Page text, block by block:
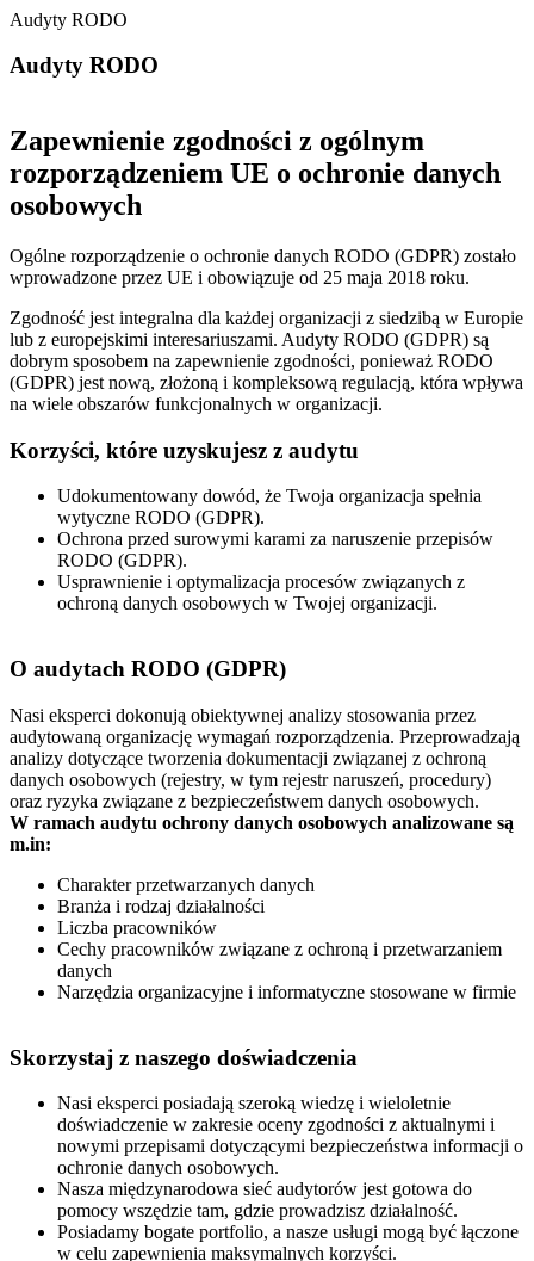
Audyty RODO
Audyty RODO
Zapewnienie zgodności z ogólnym
rozporządzeniem UE o ochronie danych
osobowych
Ogólne rozporządzenie o ochronie danych RODO (GDPR) zostało
wprowadzone przez UE i obowiązuje od 25 maja 2018 roku.
Zgodność jest integralna dla każdej organizacji z siedzibą w Europie
lub z europejskimi interesariuszami. Audyty RODO (GDPR) są
dobrym sposobem na zapewnienie zgodności, ponieważ RODO
(GDPR) jest nową, złożoną i kompleksową regulacją, która wpływa
na wiele obszarów funkcjonalnych w organizacji.
Korzyści, które uzyskujesz z audytu
Udokumentowany dowód, że Twoja organizacja spełnia
wytyczne RODO (GDPR).
Ochrona przed surowymi karami za naruszenie przepisów
RODO (GDPR).
Usprawnienie i optymalizacja procesów związanych z
ochroną danych osobowych w Twojej organizacji.
O audytach RODO (GDPR)
Nasi eksperci dokonują obiektywnej analizy stosowania przez
audytowaną organizację wymagań rozporządzenia. Przeprowadzają
analizy dotyczące tworzenia dokumentacji związanej z ochroną
danych osobowych (rejestry, w tym rejestr naruszeń, procedury)
oraz ryzyka związane z bezpieczeństwem danych osobowych.
W ramach audytu ochrony danych osobowych analizowane są
m.in:
Charakter przetwarzanych danych
Branża i rodzaj działalności
Liczba pracowników
Cechy pracowników związane z ochroną i przetwarzaniem
danych
Narzędzia organizacyjne i informatyczne stosowane w firmie
Skorzystaj z naszego doświadczenia
Nasi eksperci posiadają szeroką wiedzę i wieloletnie
doświadczenie w zakresie oceny zgodności z aktualnymi i
nowymi przepisami dotyczącymi bezpieczeństwa informacji o
ochronie danych osobowych.
Nasza międzynarodowa sieć audytorów jest gotowa do
pomocy wszędzie tam, gdzie prowadzisz działalność.
Posiadamy bogate portfolio, a nasze usługi mogą być łączone
w celu zapewnienia maksymalnych korzyści.